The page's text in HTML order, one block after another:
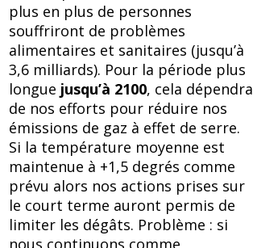
plus en plus de personnes
souffriront de problèmes
alimentaires et sanitaires (jusqu’à
3,6 milliards). Pour la période plus
longue jusqu’à 2100, cela dépendra
de nos efforts pour réduire nos
émissions de gaz à effet de serre.
Si la température moyenne est
maintenue à +1,5 degrés comme
prévu alors nos actions prises sur
le court terme auront permis de
limiter les dégâts. Problème : si
nous continuons comme